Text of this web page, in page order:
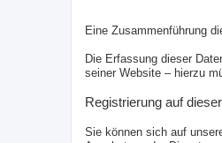
Eine Zusammenführung
Die Erfassung dieser
seiner Website – hierzu
Registrierung auf
Sie können sich auf